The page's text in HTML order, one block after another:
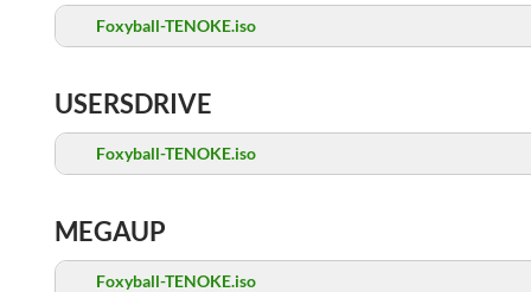
Foxyball-TENOKE.iso
USERSDRIVE
Foxyball-TENOKE.iso
MEGAUP
Foxyball-TENOKE.iso